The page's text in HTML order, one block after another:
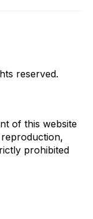
reserved.
of this website
prohibited